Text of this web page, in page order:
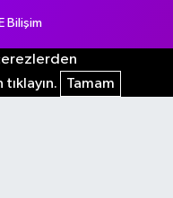
Bilişim
Tamam